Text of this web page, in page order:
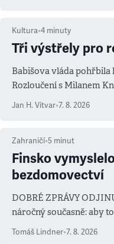
Kultura•4 minuty
Tři výstřely pro
Babišova vláda
Rozloučení s Milanem
Jan H. Vitvar•7. 8. 2026
Zahraničí•5 minut
Finsko
bezdomovectví
DOBRÉ ZPRÁVY
náročný současně: aby
Tomáš Lindner•7. 8. 2026